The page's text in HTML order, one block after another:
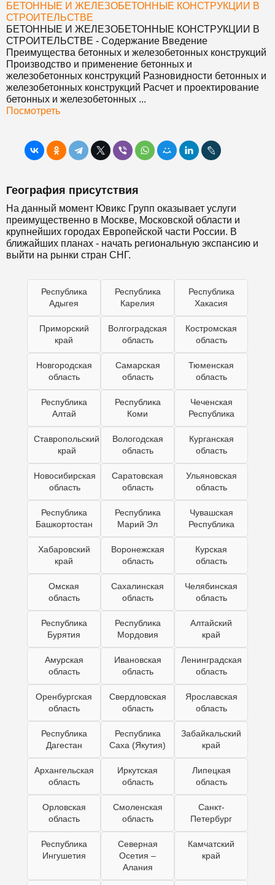
БЕТОННЫЕ И ЖЕЛЕЗОБЕТОННЫЕ КОНСТРУКЦИИ В
СТРОИТЕЛЬСТВЕ
БЕТОННЫЕ И ЖЕЛЕЗОБЕТОННЫЕ КОНСТРУКЦИИ В
СТРОИТЕЛЬСТВЕ - Содержание Введение
Преимущества бетонных и железобетонных конструкций
Производство и применение бетонных и
железобетонных конструкций Разновидности бетонных и
железобетонных конструкций Расчет и проектирование
бетонных и железобетонных ...
Посмотреть
География присутствия
На данный момент Ювикс Групп оказывает услуги
преимущественно в Москве, Московской области и
крупнейших городах Европейской части России. В
ближайших планах - начать региональную экспансию и
выйти на рынки стран СНГ.
Республика
Адыгея
Республика
Карелия
Республика
Хакасия
Приморский
край
Волгоградская
область
Костромская
область
Новгородская
область
Самарская
область
Тюменская
область
Республика
Алтай
Республика
Коми
Чеченская
Республика
Ставропольский
край
Вологодская
область
Курганская
область
Новосибирская
область
Саратовская
область
Ульяновская
область
Республика
Башкортостан
Республика
Марий Эл
Чувашская
Республика
Хабаровский
край
Воронежская
область
Курская
область
Омская
область
Сахалинская
область
Челябинская
область
Республика
Бурятия
Республика
Мордовия
Алтайский
край
Амурская
область
Ивановская
область
Ленинградская
область
Оренбургская
область
Свердловская
область
Ярославская
область
Республика
Дагестан
Республика
Саха (Якутия)
Забайкальский
край
Архангельская
область
Иркутская
область
Липецкая
область
Орловская
область
Смоленская
область
Санкт-
Петербург
Республика
Ингушетия
Северная
Осетия –
Алания
Камчатский
край